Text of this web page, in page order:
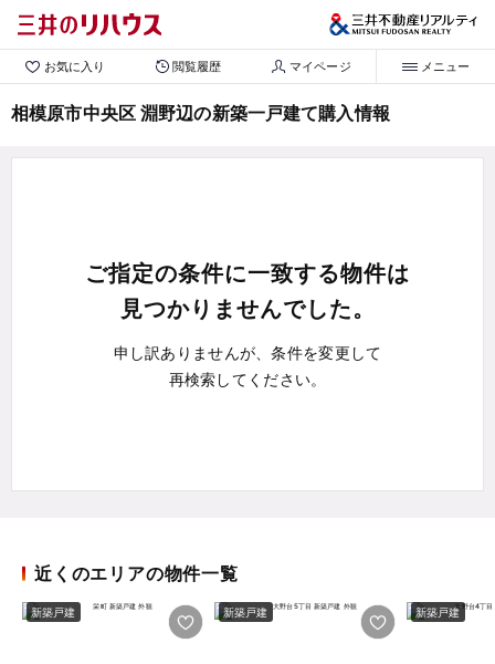
お気に入り 閲覧履歴 マイページ メニュー
相模原市中央区 淵野辺の新築一戸建て購入情報
ご指定の条件に一致する物件は
見つかりませんでした。
申し訳ありませんが、条件を変更して
再検索してください。
近くのエリアの物件一覧
新築戸建 新築戸建 新築戸建